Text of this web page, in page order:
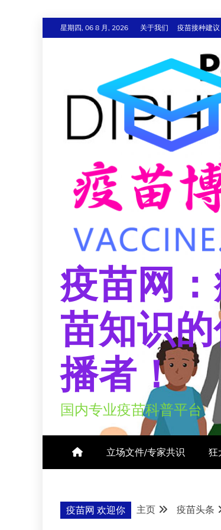
至
星期四, 06 8 月, 2026 关于我们 疫苗接种建议
疫苗网
苗知识
播者！
国内专业疫苗科普平台
立场文件/专家共识 狂
疫苗网 欢迎你 主页 疫苗头条